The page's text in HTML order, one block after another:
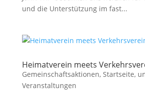
und die Unterstützung im fast...
Heimatverein meets
Gemeinschaftsaktionen, Startseite,
Veranstaltungen